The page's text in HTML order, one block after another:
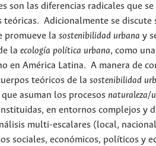
son las diferencias radicales que
teóricas. Adicionalmente se discute
promueve la sostenibilidad urbana y
la ecología política urbana, como
en América Latina. A manera de
teóricos de la sostenibilidad
asuman los procesos naturaleza/
en entornos complejos y
multi-escalares (local,
sociales, económicos, políticos y